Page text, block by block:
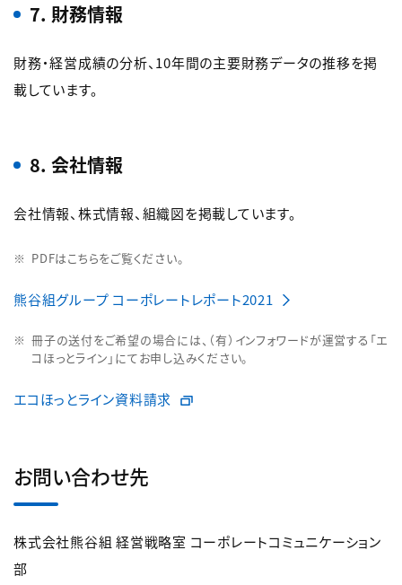
7. 財務情報
財務・経営成績の分析、10年間の主要財務データの推移を掲
載しています。
8. 会社情報
会社情報、株式情報、組織図を掲載しています。
PDFはこちらをご覧ください。
熊谷組グループ コーポレートレポート2021
冊子の送付をご希望の場合には、（有）インフォワードが運営する「エ
コほっとライン」にてお申し込みください。
エコほっとライン資料請求
お問い合わせ先
株式会社熊谷組 経営戦略室 コーポレートコミュニケーション
部